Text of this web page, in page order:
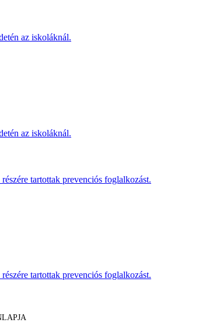
az iskoláknál.
az iskoláknál.
tartottak prevenciós foglalkozást.
tartottak prevenciós foglalkozást.